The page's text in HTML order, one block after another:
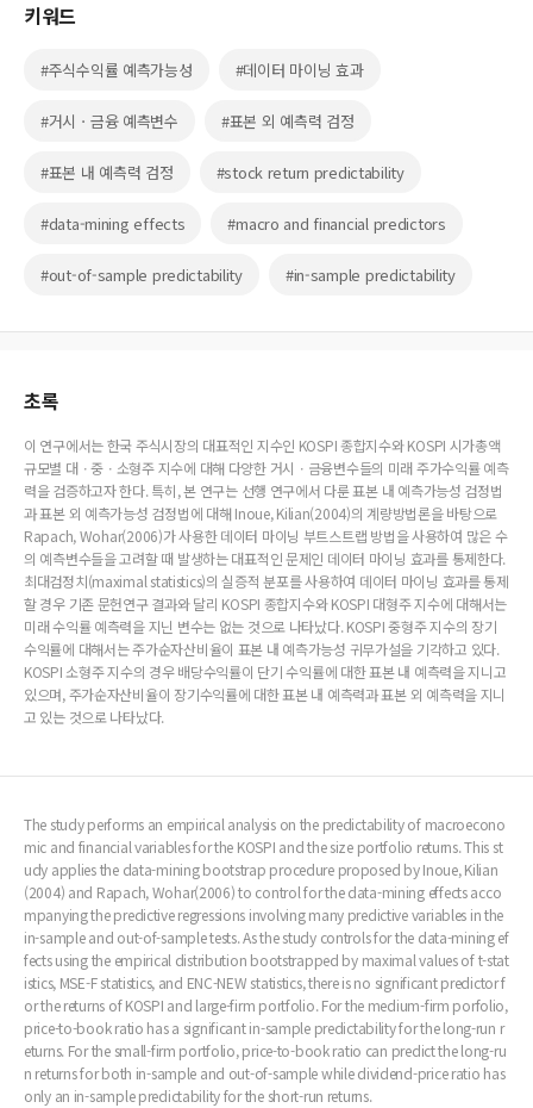
키워드
#주식수익률 예측가능성 #데이터 마이닝 효과
#거시ㆍ금융 예측변수 #표본 외 예측력 검정
#표본 내 예측력 검정 #stock return predictability
#data-mining effects #macro and financial predictors
#out-of-sample predictability #in-sample predictability
초록
이 연구에서는 한국 주식시장의 대표적인 지수인 KOSPI 종합지수와 KOSPI 시가총액
규모별 대ㆍ중ㆍ소형주 지수에 대해 다양한 거시ㆍ금융변수들의 미래 주가수익률 예측
력을 검증하고자 한다. 특히, 본 연구는 선행 연구에서 다룬 표본 내 예측가능성 검정법
과 표본 외 예측가능성 검정법에 대해 Inoue, Kilian(2004)의 계량방법론을 바탕으로
Rapach, Wohar(2006)가 사용한 데이터 마이닝 부트스트랩 방법을 사용하여 많은 수
의 예측변수들을 고려할 때 발생하는 대표적인 문제인 데이터 마이닝 효과를 통제한다.
최대검정치(maximal statistics)의 실증적 분포를 사용하여 데이터 마이닝 효과를 통제
할 경우 기존 문헌연구 결과와 달리 KOSPI 종합지수와 KOSPI 대형주 지수에 대해서는
미래 수익률 예측력을 지닌 변수는 없는 것으로 나타났다. KOSPI 중형주 지수의 장기
수익률에 대해서는 주가순자산비율이 표본 내 예측가능성 귀무가설을 기각하고 있다.
KOSPI 소형주 지수의 경우 배당수익률이 단기 수익률에 대한 표본 내 예측력을 지니고
있으며, 주가순자산비율이 장기수익률에 대한 표본 내 예측력과 표본 외 예측력을 지니
고 있는 것으로 나타났다.
The study performs an empirical analysis on the predictability of macroecono
mic and financial variables for the KOSPI and the size portfolio returns. This st
udy applies the data-mining bootstrap procedure proposed by Inoue, Kilian
(2004) and Rapach, Wohar(2006) to control for the data-mining effects acco
mpanying the predictive regressions involving many predictive variables in the
in-sample and out-of-sample tests. As the study controls for the data-mining ef
fects using the empirical distribution bootstrapped by maximal values of t-stat
istics, MSE-F statistics, and ENC-NEW statistics, there is no significant predictor f
or the returns of KOSPI and large-firm portfolio. For the medium-firm porfolio,
price-to-book ratio has a significant in-sample predictability for the long-run r
eturns. For the small-firm portfolio, price-to-book ratio can predict the long-ru
n returns for both in-sample and out-of-sample while dividend-price ratio has
only an in-sample predictability for the short-run returns.